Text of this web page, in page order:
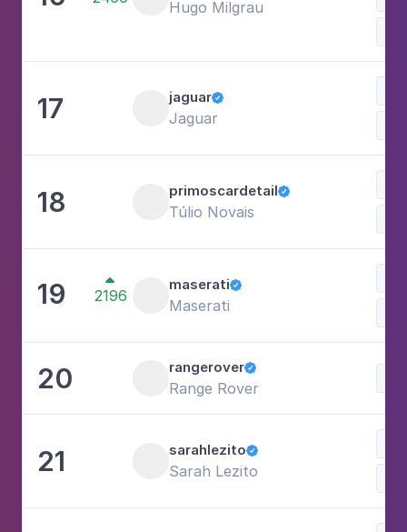
Hugo Milgrau
17 jaguar
Jaguar
18 primoscardetail
Túlio Novais
19 
2196
maserati
Maserati
20 rangerover
Range Rover
21 sarahlezito
Sarah Lezito